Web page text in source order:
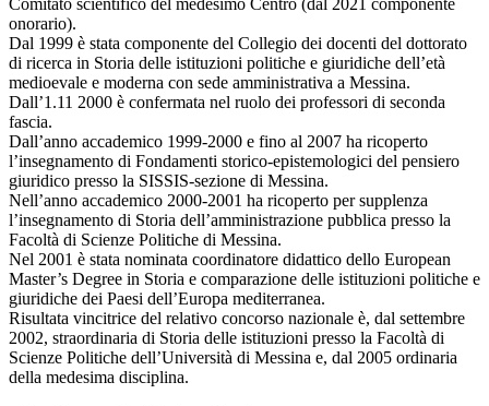
Comitato scientifico del medesimo Centro (dal 2021 componente
onorario).
Dal 1999 è stata componente del Collegio dei docenti del dottorato
di ricerca in Storia delle istituzioni politiche e giuridiche dell’età
medioevale e moderna con sede amministrativa a Messina.
Dall’1.11 2000 è confermata nel ruolo dei professori di seconda
fascia.
Dall’anno accademico 1999-2000 e fino al 2007 ha ricoperto
l’insegnamento di Fondamenti storico-epistemologici del pensiero
giuridico presso la SISSIS-sezione di Messina.
Nell’anno accademico 2000-2001 ha ricoperto per supplenza
l’insegnamento di Storia dell’amministrazione pubblica presso la
Facoltà di Scienze Politiche di Messina.
Nel 2001 è stata nominata coordinatore didattico dello European
Master’s Degree in Storia e comparazione delle istituzioni politiche e
giuridiche dei Paesi dell’Europa mediterranea.
Risultata vincitrice del relativo concorso nazionale è, dal settembre
2002, straordinaria di Storia delle istituzioni presso la Facoltà di
Scienze Politiche dell’Università di Messina e, dal 2005 ordinaria
della medesima disciplina.